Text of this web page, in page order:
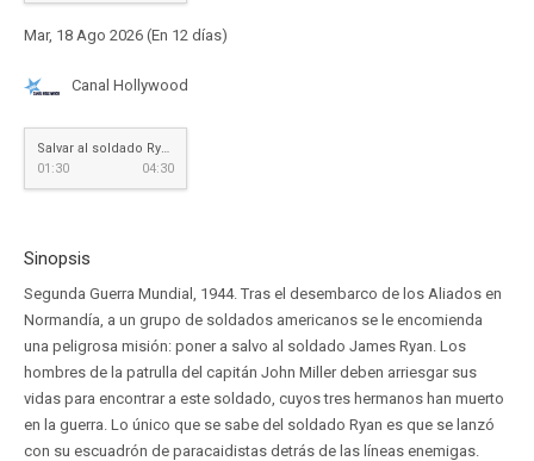
Mar, 18 Ago 2026 (En 12 días)
Canal Hollywood
Salvar al soldado Ryan
01:30
04:30
Sinopsis
Segunda Guerra Mundial, 1944. Tras el desembarco de los Aliados en
Normandía, a un grupo de soldados americanos se le encomienda
una peligrosa misión: poner a salvo al soldado James Ryan. Los
hombres de la patrulla del capitán John Miller deben arriesgar sus
vidas para encontrar a este soldado, cuyos tres hermanos han muerto
en la guerra. Lo único que se sabe del soldado Ryan es que se lanzó
con su escuadrón de paracaidistas detrás de las líneas enemigas.